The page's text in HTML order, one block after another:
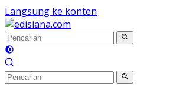
Langsung ke konten